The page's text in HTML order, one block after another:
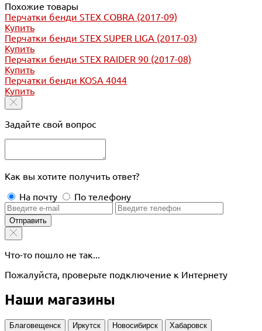
Похожие товары
Перчатки бенди STEX COBRA (2017-09)
Купить
Перчатки бенди STEX SUPER LIGA (2017-03)
Купить
Перчатки бенди STEX RAIDER 90 (2017-08)
Купить
Перчатки бенди KOSA 4044
Купить
Задайте свой вопрос
Как вы хотите получить ответ?
На почту
По телефону
Отправить
Что-то пошло не так...
Пожалуйста, проверьте подключение к Интернету
Наши магазины
Благовещенск Иркутск Новосибирск
Хабаровск